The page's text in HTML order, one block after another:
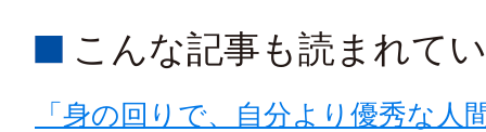
こんな記事も読まれて
「身の回りで、自分より優秀な人